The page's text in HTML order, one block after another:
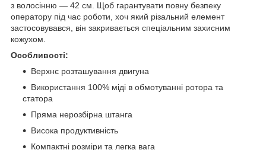
з волосінню — 42 см. Щоб гарантувати повну безпеку
оператору під час роботи, хоч який різальний елемент
застосовувався, він закривається спеціальним захисним
кожухом.
Особливості:
Верхнє розташування двигуна
Використання 100% міді в обмотуванні ротора та
статора
Пряма нерозбірна штанга
Висока продуктивність
Компактні розміри та легка вага